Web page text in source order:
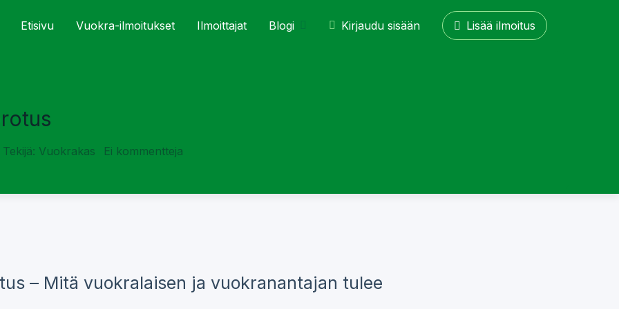
Etisivu Vuokra-ilmoitukset Ilmoittajat Blogi Kirjaudu sisään Lisää ilmoitus
Tekijä: Vuokrakas Ei kommentteja
– Mitä vuokralaisen ja vuokranantajan tulee